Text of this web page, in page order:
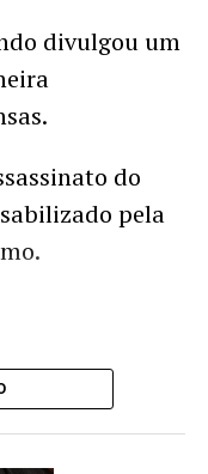
divulgou um
do
pela